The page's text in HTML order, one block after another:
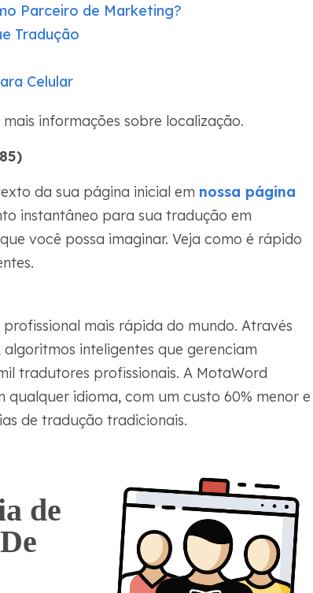
Parceiro de Marketing?
Tradução
Celular
informações sobre localização.
da sua página inicial em nossa página
instantâneo para sua tradução em
você possa imaginar. Veja como é rápido
mais rápida do mundo. Através
inteligentes que gerenciam
tradutores profissionais. A MotaWord
idioma, com um custo 60% menor e
de tradução tradicionais.
de